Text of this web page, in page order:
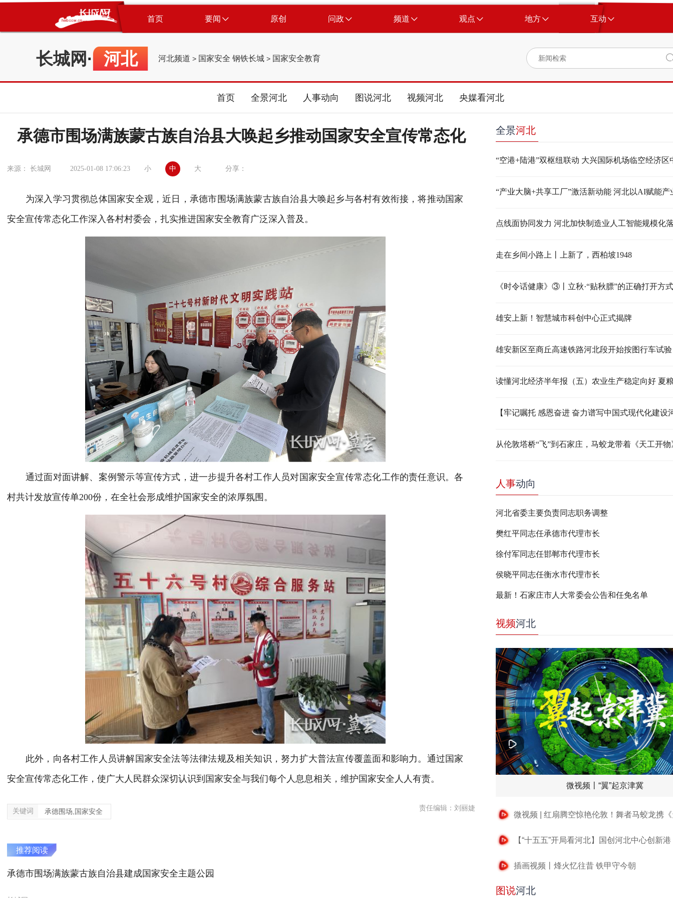
首页 要闻 原创 问政 频道 观点 地方 互动
长城网 · 河北 河北频道 > 国家安全 钢铁长城 > 国家安全教育
首页 全景河北 人事动向 图说河北 视频河北 央媒看河北
承德市围场满族蒙古族自治县大唤起乡推动国家安全宣传常态化
来源： 长城网 2025-01-08 17:06:23 小 中 大 分享：
为深入学习贯彻总体国家安全观，近日，承德市围场满族蒙古族自治县大唤起乡与各村有效衔接，将推动国家
安全宣传常态化工作深入各村村委会，扎实推进国家安全教育广泛深入普及。
通过面对面讲解、案例警示等宣传方式，进一步提升各村工作人员对国家安全宣传常态化工作的责任意识。各
村共计发放宣传单200份，在全社会形成维护国家安全的浓厚氛围。
此外，向各村工作人员讲解国家安全法等法律法规及相关知识，努力扩大普法宣传覆盖面和影响力。通过国家
安全宣传常态化工作，使广大人民群众深切认识到国家安全与我们每个人息息相关，维护国家安全人人有责。
关键词 承德围场,国家安全 责任编辑：刘丽婕
推荐阅读
承德市围场满族蒙古族自治县建成国家安全主题公园
全景河北
点线面协同发力 河北加快制造业人工智能规模化
走在乡间小路上丨上新了，西柏坡1948
《时令话健康》③丨立秋·“贴秋膘”的正确打开方式
雄安上新！智慧城市科创中心正式揭牌
雄安新区至商丘高速铁路河北段开始按图行车试验
从伦敦塔桥“飞”到石家庄，马蛟龙带着《天工开
人事动向
河北省委主要负责同志职务调整
樊红平同志任承德市代理市长
徐付军同志任邯郸市代理市长
侯晓平同志任衡水市代理市长
最新！石家庄市人大常委会公告和任免名单
视频河北
微视频丨“翼”起京津冀
插画视频丨烽火忆往昔 铁甲守今朝
图说河北